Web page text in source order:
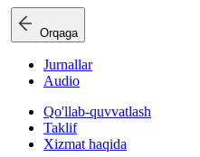
Orqaga
Jurnallar
Audio
Qo'llab-quvvatlash
Taklif
Xizmat haqida